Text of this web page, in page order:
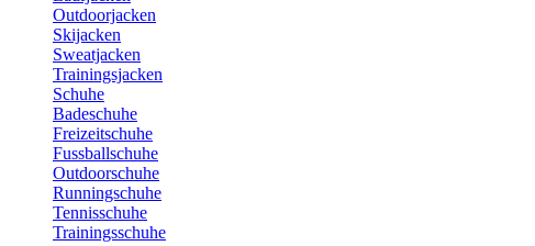
Outdoorjacken
Skijacken
Sweatjacken
Trainingsjacken
Schuhe
Badeschuhe
Freizeitschuhe
Fussballschuhe
Outdoorschuhe
Runningschuhe
Tennisschuhe
Trainingsschuhe